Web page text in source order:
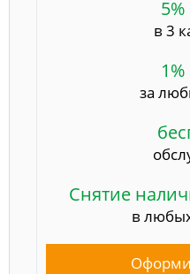
в 3
за
Снятие
в